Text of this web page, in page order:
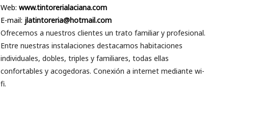
Web: www.tintorerialaciana.com
E-mail: jlatintoreria@hotmail.com
Ofrecemos a nuestros clientes un trato familiar y profesional.
Entre nuestras instalaciones destacamos habitaciones
individuales, dobles, triples y familiares, todas ellas
confortables y acogedoras. Conexión a internet mediante wi-
fi.